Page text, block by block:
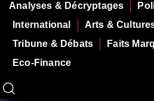
Analyses & Décryptages
International
Arts &
Tribune & Débats
Faits
Eco-Finance